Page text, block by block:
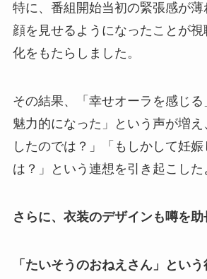
特に、番組開始当初の緊張感が
顔を見せるようになったことが
化をもたらしました。
その結果、「幸せオーラを感じ
魅力的になった」という声が増
したのでは？」「もしかして妊
は？」という連想を引き起こした
さらに、衣装のデザインも噂を助
「たいそうのおねえさん」という